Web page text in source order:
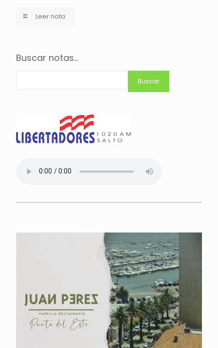
Leer nota
Buscar notas...
Buscar